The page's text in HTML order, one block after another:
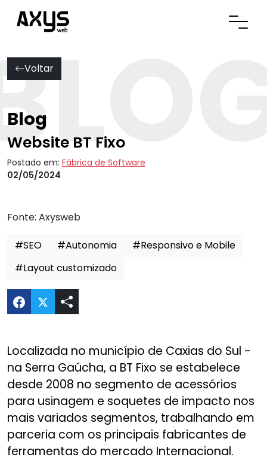
Abrir
Voltar
Blog
Website BT Fixo
Postado em: Fábrica de Software
02/05/2024
Fonte: Axysweb
#SEO #Autonomia
#Responsivo e Mobile
#Layout customizado
Compartilhar Website BT Fixo no Twitter
Localizada no município de Caxias do Sul -
na Serra Gaúcha, a BT Fixo se estabelece
desde 2008 no segmento de acessórios
para usinagem e soquetes de impacto nos
mais variados segmentos, trabalhando em
parceria com os principais fabricantes de
ferramentas do mercado Internacional.